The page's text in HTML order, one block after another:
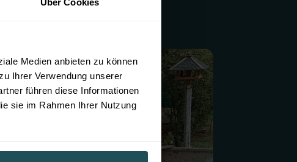
Über Cookies
Medien anbieten zu können
Ihrer Verwendung unserer
führen diese Informationen
sie im Rahmen Ihrer Nutzung